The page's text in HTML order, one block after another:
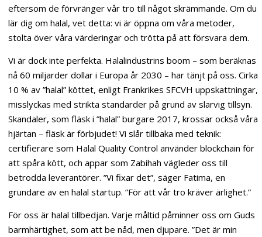
eftersom de förvränger vår tro till något skrämmande. Om du
lär dig om halal, vet detta: vi är öppna om våra metoder,
stolta över våra värderingar och trötta på att försvara dem.
Vi är dock inte perfekta. Halalindustrins boom – som beräknas
nå 60 miljarder dollar i Europa år 2030 – har tänjt på oss. Cirka
10 % av ”halal” köttet, enligt Frankrikes SFCVH uppskattningar,
misslyckas med strikta standarder på grund av slarvig tillsyn.
Skandaler, som fläsk i ”halal” burgare 2017, krossar också våra
hjärtan – fläsk är förbjudet! Vi slår tillbaka med teknik:
certifierare som Halal Quality Control använder blockchain för
att spåra kött, och appar som Zabihah vägleder oss till
betrodda leverantörer. ”Vi fixar det”, säger Fatima, en
grundare av en halal startup. ”För att vår tro kräver ärlighet.”
För oss är halal tillbedjan. Varje måltid påminner oss om Guds
barmhärtighet, som att be nåd, men djupare. ”Det är min